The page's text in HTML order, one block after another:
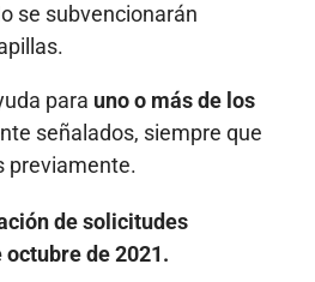
se subvencionarán
para uno o más de los
señalados, siempre que
previamente.
de solicitudes
octubre de 2021.